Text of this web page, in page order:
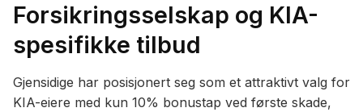
Forsikringsselskap og KIA-
spesifikke tilbud
Gjensidige har posisjonert seg som et attraktivt valg for
KIA-eiere med kun 10% bonustap ved første skade,